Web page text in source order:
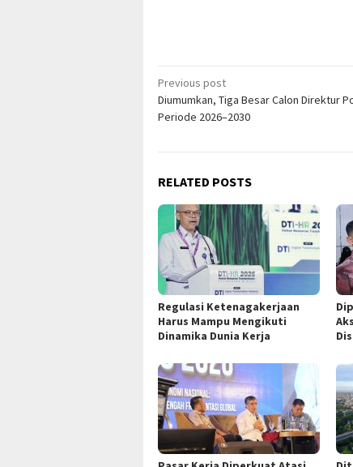
Post
navigation
Previous post
Diumumkan, Tiga Besar Calon Direktur
Periode 2026–2030
RELATED POSTS
Regulasi Ketenagakerjaan
Harus Mampu Mengikuti
Dinamika Dunia Kerja